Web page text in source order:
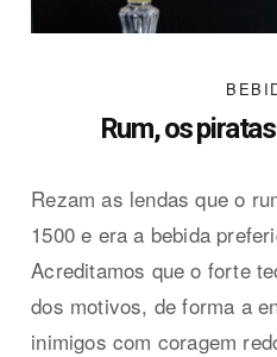
Rum, os
Rezam as lendas que o
1500 e era a bebida
Acreditamos que o forte
dos motivos, de forma a
inimigos com coragem